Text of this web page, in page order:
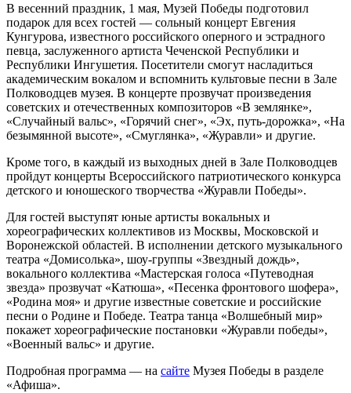
В весенний праздник, 1 мая, Музей Победы подготовил
подарок для всех гостей — сольный концерт Евгения
Кунгурова, известного российского оперного и эстрадного
певца, заслуженного артиста Чеченской Республики и
Республики Ингушетия. Посетители смогут насладиться
академическим вокалом и вспомнить культовые песни в Зале
Полководцев музея. В концерте прозвучат произведения
советских и отечественных композиторов «В землянке»,
«Случайный вальс», «Горячий снег», «Эх, путь-дорожка», «На
безымянной высоте», «Смуглянка», «Журавли» и другие.
Кроме того, в каждый из выходных дней в Зале Полководцев
пройдут концерты Всероссийского патриотического конкурса
детского и юношеского творчества «Журавли Победы».
Для гостей выступят юные артисты вокальных и
хореографических коллективов из Москвы, Московской и
Воронежской областей. В исполнении детского музыкального
театра «Домисолька», шоу-группы «Звездный дождь»,
вокального коллектива «Мастерская голоса «Путеводная
звезда» прозвучат «Катюша», «Песенка фронтового шофера»,
«Родина моя» и другие известные советские и российские
песни о Родине и Победе. Театра танца «Волшебный мир»
покажет хореографические постановки «Журавли победы»,
«Военный вальс» и другие.
Подробная программа — на сайте Музея Победы в разделе
«Афиша».